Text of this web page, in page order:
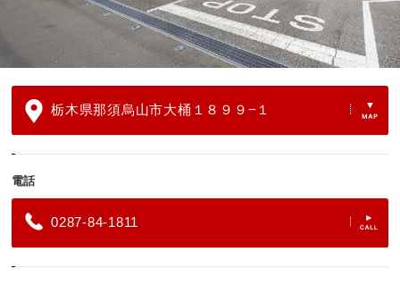
栃木県那須烏山市大桶１８９９−１
電話
0287-84-1811